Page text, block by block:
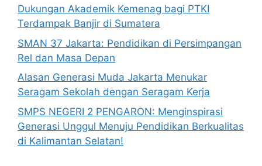
Dukungan Akademik Kemenag bagi PTKI
Terdampak Banjir di Sumatera
SMAN 37 Jakarta: Pendidikan di Persimpangan
Rel dan Masa Depan
Alasan Generasi Muda Jakarta Menukar
Seragam Sekolah dengan Seragam Kerja
SMPS NEGERI 2 PENGARON: Menginspirasi
Generasi Unggul Menuju Pendidikan Berkualitas
di Kalimantan Selatan!